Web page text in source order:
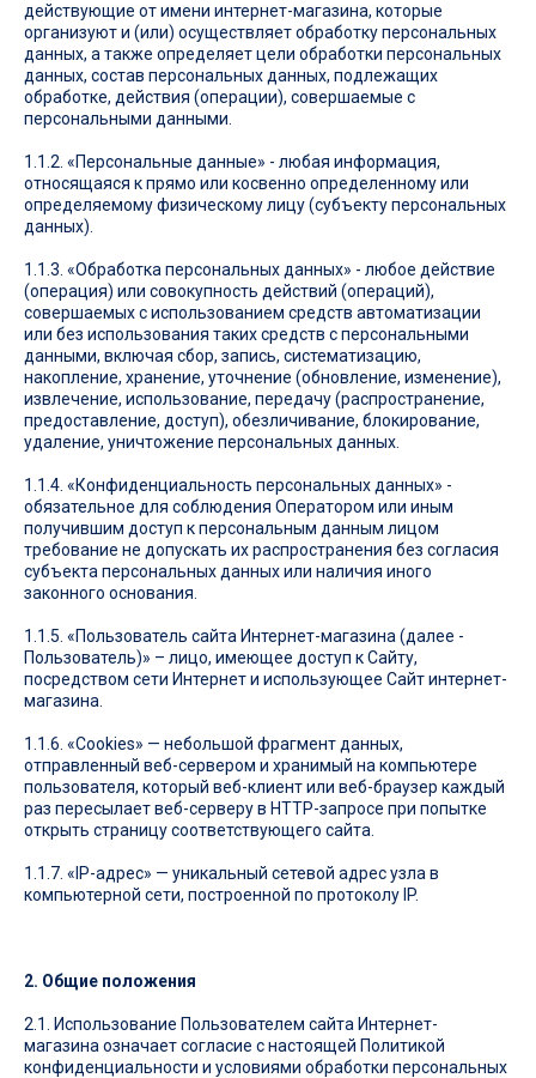
действующие от имени интернет-магазина, которые
организуют и (или) осуществляет обработку персональных
данных, а также определяет цели обработки персональных
данных, состав персональных данных, подлежащих
обработке, действия (операции), совершаемые с
персональными данными.
1.1.2. «Персональные данные» - любая информация,
относящаяся к прямо или косвенно определенному или
определяемому физическому лицу (субъекту персональных
данных).
1.1.3. «Обработка персональных данных» - любое действие
(операция) или совокупность действий (операций),
совершаемых с использованием средств автоматизации
или без использования таких средств с персональными
данными, включая сбор, запись, систематизацию,
накопление, хранение, уточнение (обновление, изменение),
извлечение, использование, передачу (распространение,
предоставление, доступ), обезличивание, блокирование,
удаление, уничтожение персональных данных.
1.1.4. «Конфиденциальность персональных данных» -
обязательное для соблюдения Оператором или иным
получившим доступ к персональным данным лицом
требование не допускать их распространения без согласия
субъекта персональных данных или наличия иного
законного основания.
1.1.5. «Пользователь сайта Интернет-магазина (далее -
Пользователь)» – лицо, имеющее доступ к Сайту,
посредством сети Интернет и использующее Сайт интернет-
магазина.
1.1.6. «Cookies» — небольшой фрагмент данных,
отправленный веб-сервером и хранимый на компьютере
пользователя, который веб-клиент или веб-браузер каждый
раз пересылает веб-серверу в HTTP-запросе при попытке
открыть страницу соответствующего сайта.
1.1.7. «IP-адрес» — уникальный сетевой адрес узла в
компьютерной сети, построенной по протоколу IP.
2. Общие положения
2.1. Использование Пользователем сайта Интернет-
магазина означает согласие с настоящей Политикой
конфиденциальности и условиями обработки персональных